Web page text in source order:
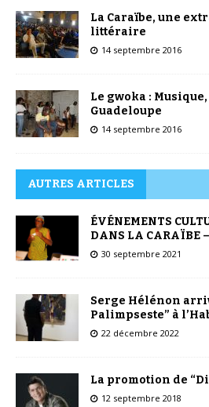
La Caraïbe, une
littéraire
14 septembre 2016
Le gwoka :
Guadeloupe
14 septembre 2016
AUTRES ARTICLES
ÉVÉNEMENTS
DANS LA CARAÏBE
30 septembre 2021
Serge Hélénon
Palimpseste” à
22 décembre 2022
La promotion de
12 septembre 2018